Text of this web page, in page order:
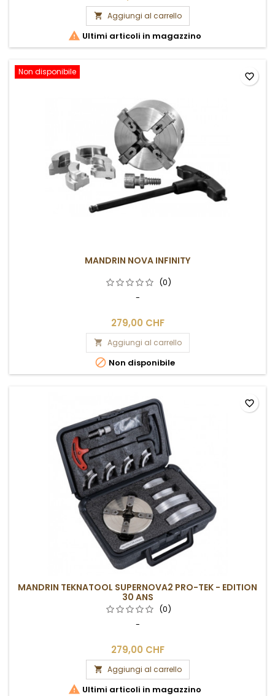
 Aggiungi al carrello
 Ultimi articoli in magazzino
Non disponibile
MANDRIN NOVA INFINITY
(0)
-
279,00 CHF
 Aggiungi al carrello
 Non disponibile
favorite_border
MANDRIN TEKNATOOL SUPERNOVA2 PRO-TEK - EDITION
30 ANS
(0)
-
279,00 CHF
 Aggiungi al carrello
 Ultimi articoli in magazzino
favorite_border